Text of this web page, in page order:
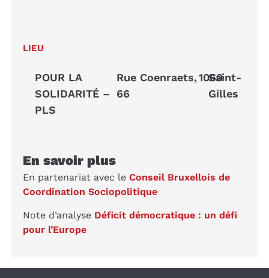
LIEU
POUR LA
SOLIDARITÉ –
PLS
Rue Coenraets,
66
1060
Saint-
Gilles
En savoir plus
En partenariat avec le Conseil Bruxellois de
Coordination Sociopolitique
Note d’analyse Déficit démocratique : un défi
pour l’Europe